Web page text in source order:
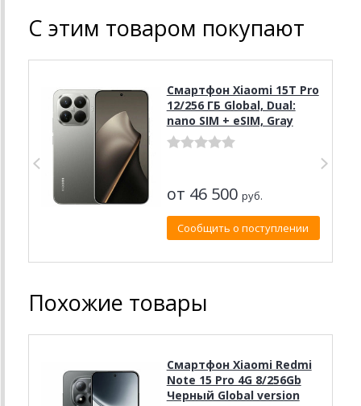
С этим товаром покупают
Смартфон Xiaomi 15T Pro
12/256 ГБ Global, Dual:
nano SIM + eSIM, Gray
от 46 500 руб.
Сообщить о поступлении
Похожие товары
Смартфон Xiaomi Redmi
Note 15 Pro 4G 8/256Gb
Черный Global version